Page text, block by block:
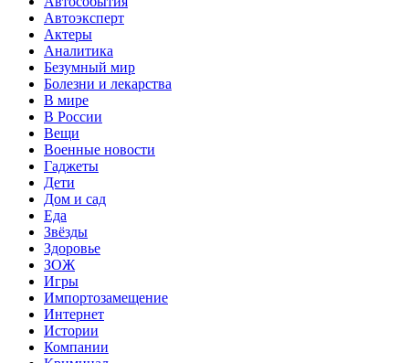
Автоэксперт
Актеры
Аналитика
Безумный мир
Болезни и лекарства
В мире
В России
Вещи
Военные новости
Гаджеты
Дети
Дом и сад
Еда
Звёзды
Здоровье
ЗОЖ
Игры
Импортозамещение
Интернет
Истории
Компании